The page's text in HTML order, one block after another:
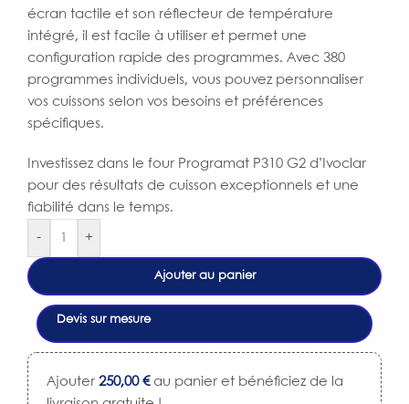
écran tactile et son réflecteur de température
intégré, il est facile à utiliser et permet une
configuration rapide des programmes. Avec 380
programmes individuels, vous pouvez personnaliser
vos cuissons selon vos besoins et préférences
spécifiques.
Investissez dans le four Programat P310 G2 d’Ivoclar
pour des résultats de cuisson exceptionnels et une
fiabilité dans le temps.
- +
Ajouter au panier
Devis sur mesure
Ajouter 250,00 €au panier et bénéficiez de la